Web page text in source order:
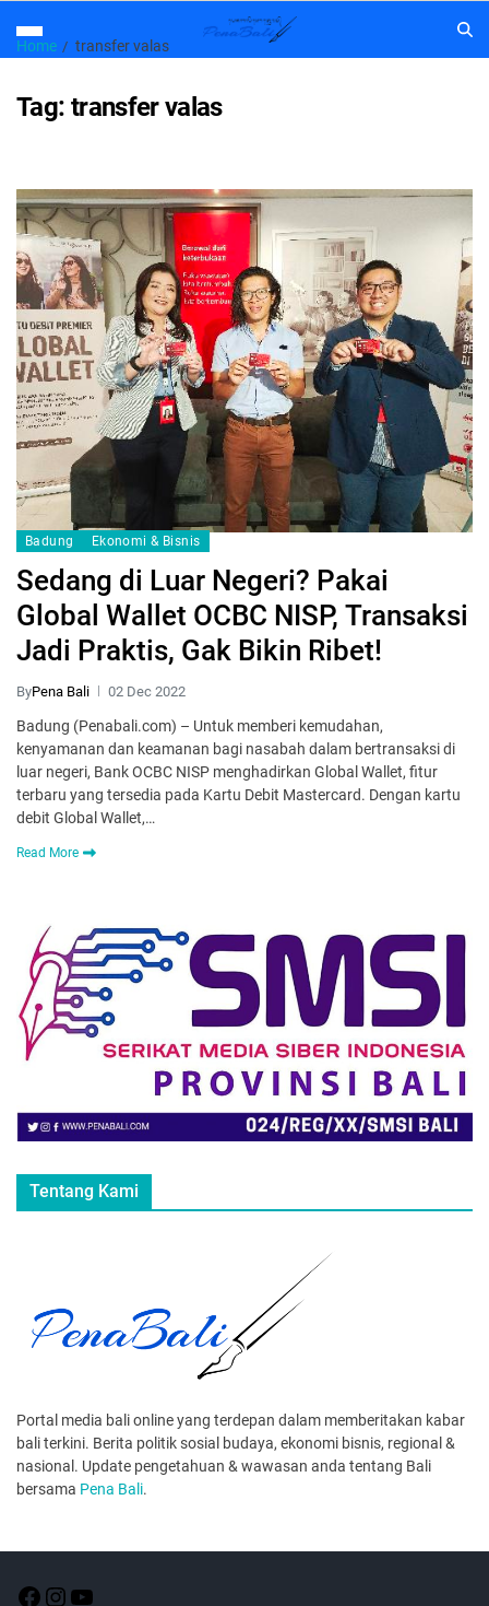
Home transfer valas
Tag: transfer valas
Badung Ekonomi & Bisnis
Sedang di Luar Negeri? Pakai
Global Wallet OCBC NISP, Transaksi
Jadi Praktis, Gak Bikin Ribet!
ByPena Bali 02 Dec 2022
Badung (Penabali.com) – Untuk memberi kemudahan,
kenyamanan dan keamanan bagi nasabah dalam bertransaksi di
luar negeri, Bank OCBC NISP menghadirkan Global Wallet, fitur
terbaru yang tersedia pada Kartu Debit Mastercard. Dengan kartu
debit Global Wallet,…
Read More
Tentang Kami
Portal media bali online yang terdepan dalam memberitakan kabar
bali terkini. Berita politik sosial budaya, ekonomi bisnis, regional &
nasional. Update pengetahuan & wawasan anda tentang Bali
bersama Pena Bali.